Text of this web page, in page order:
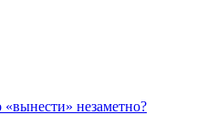
«вынести» незаметно?